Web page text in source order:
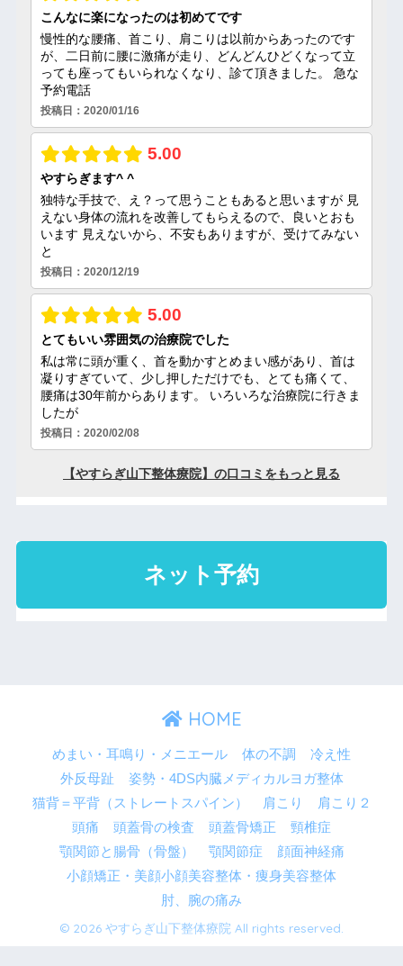
HOME
めまい・耳鳴り・メニエール 体の不調
冷え性
外反母趾
姿勢・4DS内臓メディカルヨガ整体
猫背＝平背（ストレートスパイン）
肩こり
肩こり２
頭痛
頭蓋骨の検査 頭蓋骨矯正
頸椎症
顎関節と腸骨（骨盤）
顎関節症
顔面神経痛
小顔矯正・美顔小顔美容整体・痩身美容整体
肘、腕の痛み
© 2026 やすらぎ山下整体療院 All rights reserved.